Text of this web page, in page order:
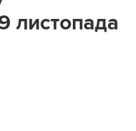
листопада